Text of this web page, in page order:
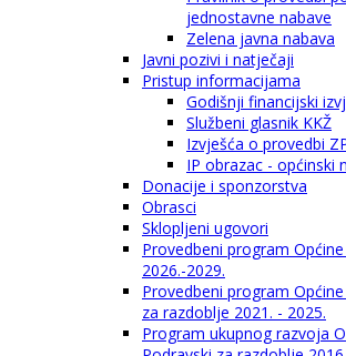
jednostavne nabave
Zelena javna nabava
Javni pozivi i natječaji
Pristup informacijama
Godišnji financijski
Službeni glasnik KKŽ
Izvješća o provedbi
IP obrazac - općinski
Donacije i sponzorstva
Obrasci
Sklopljeni ugovori
Provedbeni program
2026.-2029.
Provedbeni program
za razdoblje 2021. - 2025.
Program ukupnog razvoja